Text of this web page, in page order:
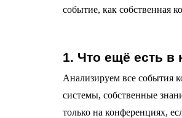
событие, как собственная
1. Что ещё есть в
Анализируем все события
системы, собственные
только на конференциях,